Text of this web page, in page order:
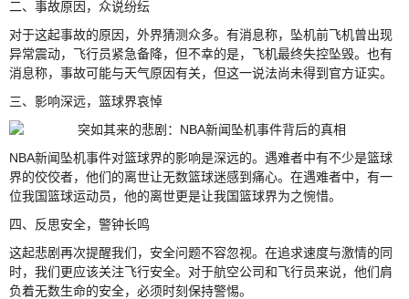
二、事故原因，众说纷纭
对于这起事故的原因，外界猜测众多。有消息称，坠机前飞机曾出现
异常震动，飞行员紧急备降，但不幸的是，飞机最终失控坠毁。也有
消息称，事故可能与天气原因有关，但这一说法尚未得到官方证实。
三、影响深远，篮球界哀悼
NBA新闻坠机事件对篮球界的影响是深远的。遇难者中有不少是篮球
界的佼佼者，他们的离世让无数篮球迷感到痛心。在遇难者中，有一
位我国篮球运动员，他的离世更是让我国篮球界为之惋惜。
四、反思安全，警钟长鸣
这起悲剧再次提醒我们，安全问题不容忽视。在追求速度与激情的同
时，我们更应该关注飞行安全。对于航空公司和飞行员来说，他们肩
负着无数生命的安全，必须时刻保持警惕。